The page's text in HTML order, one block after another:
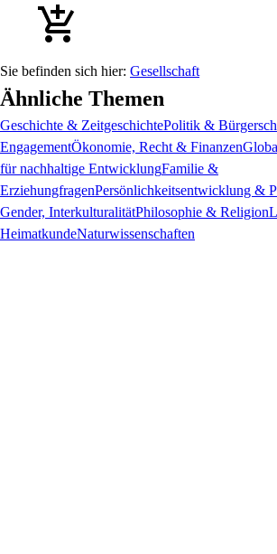
Gesellschaft
Ähnliche Themen
Geschichte & ZeitgeschichtePolitik &
EngagementÖkonomie, Recht & Finanzen
für nachhaltige EntwicklungFamilie &
ErziehungfragenPersönlichkeitsentwicklung &
Gender, InterkulturalitätPhilosophie & Religion
HeimatkundeNaturwissenschaften